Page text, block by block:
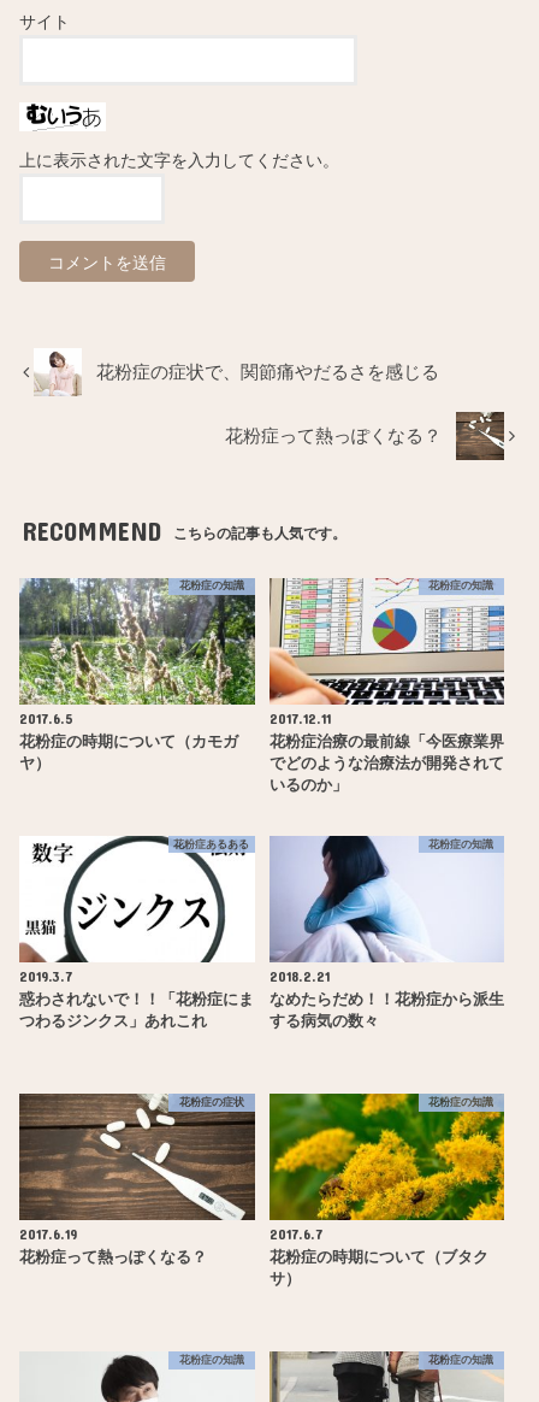
サイト
上に表示された文字を入力してください。
花粉症の症状で、関節痛やだるさを感じる
花粉症って熱っぽくなる？
RECOMMEND こちらの記事も人気です。
花粉症の知識
2017.6.5
花粉症の時期について（カモガ
ヤ）
花粉症の知識
2017.12.11
花粉症治療の最前線「今医療業界
でどのような治療法が開発されて
いるのか」
花粉症あるある
2019.3.7
惑わされないで！！「花粉症にま
つわるジンクス」あれこれ
花粉症の知識
2018.2.21
なめたらだめ！！花粉症から派生
する病気の数々
花粉症の症状
2017.6.19
花粉症って熱っぽくなる？
花粉症の知識
2017.6.7
花粉症の時期について（ブタク
サ）
花粉症の知識 花粉症の知識